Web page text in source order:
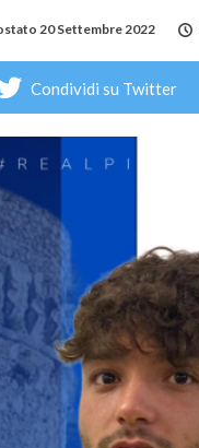
20 Settembre 2022
Condividi su Twitter